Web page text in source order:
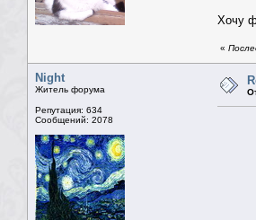
Хочу
«
Night
Житель форума
Репутация: 634
Сообщений: 2078